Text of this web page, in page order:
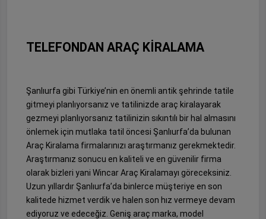
TELEFONDAN ARAÇ KİRALAMA
Şanlıurfa gibi Türkiye’nin en önemli antik şehrinde tatile
gitmeyi planlıyorsanız ve tatilinizde araç kiralayarak
gezmeyi planlıyorsanız tatilinizin sıkıntılı bir hal almasını
önlemek için mutlaka tatil öncesi Şanlıurfa’da bulunan
Araç Kiralama firmalarınızı araştırmanız gerekmektedir.
Araştırmanız sonucu en kaliteli ve en güvenilir firma
olarak bizleri yani Wincar Araç Kiralamayı göreceksiniz.
Uzun yıllardır Şanlıurfa’da binlerce müşteriye en son
kalitede hizmet verdik ve halen son hız vermeye devam
ediyoruz ve edeceğiz. Geniş araç marka, model